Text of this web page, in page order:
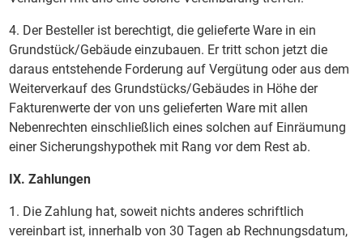
4. Der Besteller ist berechtigt, die gelieferte Ware in ein
Grundstück/Gebäude einzubauen. Er tritt schon jetzt die
daraus entstehende Forderung auf Vergütung oder aus dem
Weiterverkauf des Grundstücks/Gebäudes in Höhe der
Fakturenwerte der von uns gelieferten Ware mit allen
Nebenrechten einschließlich eines solchen auf Einräumung
einer Sicherungshypothek mit Rang vor dem Rest ab.
IX. Zahlungen
1. Die Zahlung hat, soweit nichts anderes schriftlich
vereinbart ist, innerhalb von 30 Tagen ab Rechnungsdatum,